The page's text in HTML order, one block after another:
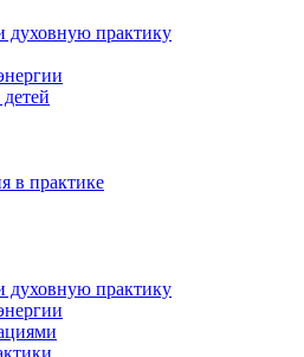
духовную практику
в практике
духовную практику